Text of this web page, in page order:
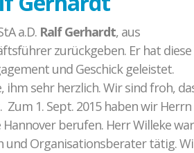
a.D. Ralf Gerhardt, aus
zurückgeben. Er hat diese
und Geschick geleistet.
sehr herzlich. Wir sind froh,
1. Sept. 2015 haben wir Herrn
berufen. Herr Willeke war
und Organisationsberater tätig.